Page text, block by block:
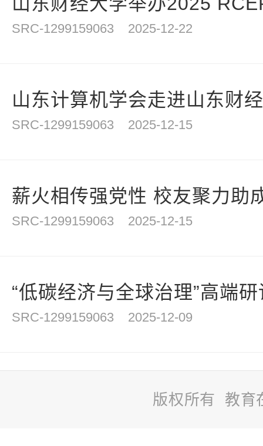
SRC-1299159063 2025-12-22
山东计算机学会走进山东财
SRC-1299159063 2025-12-15
薪火相传强党性 校友聚力
SRC-1299159063 2025-12-15
“低碳经济与全球治理”高端
SRC-1299159063 2025-12-09
版权所有 教育